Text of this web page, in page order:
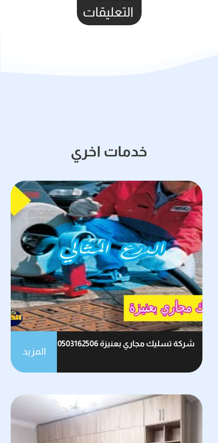
التعليقات
خدمات اخري
شركة تسليك مجاري بعنيزة 0503162506
المزيد